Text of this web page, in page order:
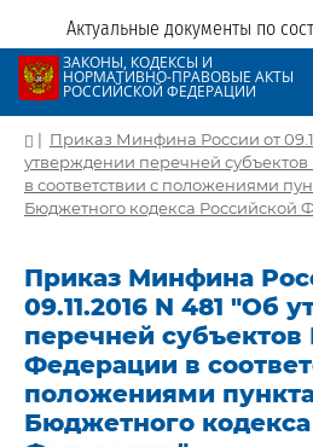
Актуальные документы по
ЗАКОНЫ, КОДЕКСЫ И
НОРМАТИВНО-ПРАВОВЫЕ АКТЫ
РОССИЙСКОЙ ФЕДЕРАЦИИ
| Приказ Минфина России от
утверждении перечней
в соответствии с положениями
Бюджетного кодекса Российской
Приказ Минфина
09.11.2016 N 481 "Об
перечней субъектов
Федерации в
положениями пункта
Бюджетного